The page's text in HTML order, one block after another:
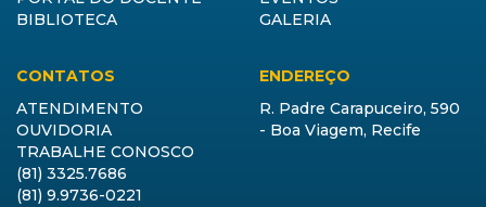
BIBLIOTECA
GALERIA
CONTATOS
ATENDIMENTO
OUVIDORIA
TRABALHE CONOSCO
(81) 3325.7686
(81) 9.9736-0221
ENDEREÇO
R. Padre Carapuceiro, 590
- Boa Viagem, Recife